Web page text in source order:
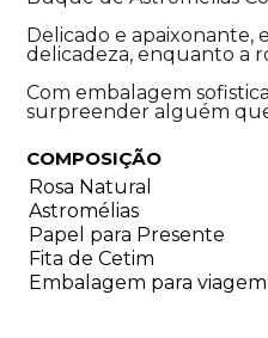
Delicado e apaixonante,
delicadeza, enquanto a
Com embalagem
surpreender alguém
COMPOSIÇÃO
Rosa Natural
Astromélias
Papel para Presente
Fita de Cetim
Embalagem para viagem